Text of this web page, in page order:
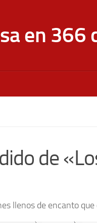
en 366
de
llenos de encanto